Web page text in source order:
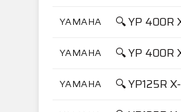
YAMAHA 🔍 YP 400R
YAMAHA 🔍 YP 400R
YAMAHA 🔍 YP125R